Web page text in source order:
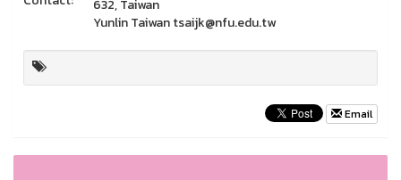
632, Taiwan
Yunlin Taiwan tsaijk@nfu.edu.tw
Email